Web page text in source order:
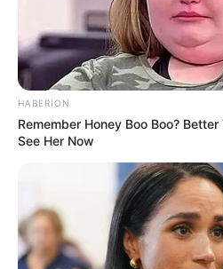
HABERION
Remember Honey Boo Boo?
See Her Now